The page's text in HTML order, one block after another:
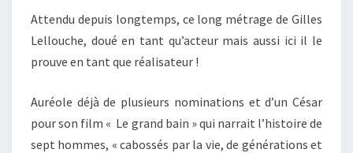
Attendu depuis longtemps, ce long métrage de Gilles
Lellouche, doué en tant qu’acteur mais aussi ici il le
prouve en tant que réalisateur !
Auréole déjà de plusieurs nominations et d’un César
pour son film « Le grand bain » qui narrait l’histoire de
sept hommes, « cabossés par la vie, de générations et